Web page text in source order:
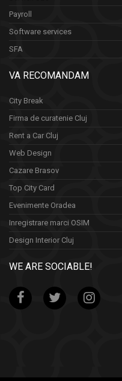
Payroll
Software services
SFA
VA RECOMANDAM
City Break
Firma de curatenie Cluj
Rent a Car Cluj
Web Design
Cazare Brasov
Top City Card
Evenimente Oradea
Inregistrare marci OSIM
Design Interior Cluj
WE ARE SOCIABLE!